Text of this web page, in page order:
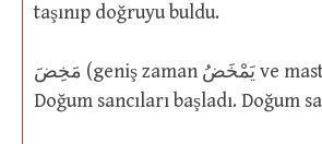
taşınıp doğruyu buldu.
مَخِضَ (geniş zaman يَمْخَضُ ve mastar isim مَخَاضٌ):
Doğum sancıları başladı. Doğum